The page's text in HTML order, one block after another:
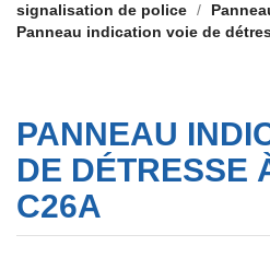
PANONCEAUX DE
signalisation de police
Panneau indication voie de
PANNEAU
DE DÉTRESSE
C26A